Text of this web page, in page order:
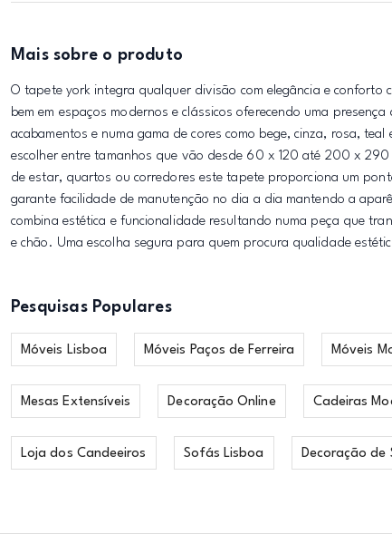
Mais sobre o produto
O tapete york integra qualquer divisão com elegância e conforto
bem em espaços modernos e clássicos oferecendo uma
acabamentos e numa gama de cores como bege, cinza, rosa,
escolher entre tamanhos que vão desde 60 x 120 até 200 x
de estar, quartos ou corredores este tapete proporciona um
garante facilidade de manutenção no dia a dia mantendo a
combina estética e funcionalidade resultando numa peça que
e chão. Uma escolha segura para quem procura qualidade
Pesquisas Populares
Móveis Lisboa Móveis Paços de Ferreira Móveis
Mesas Extensíveis Decoração Online Cadeiras
Loja dos Candeeiros Sofás Lisboa Decoração de